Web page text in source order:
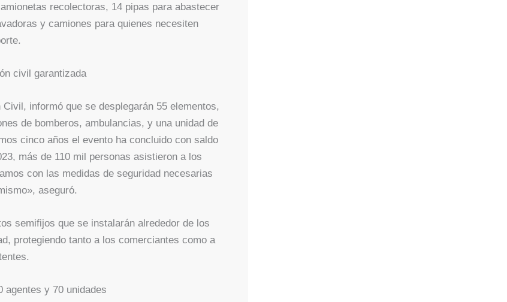
recolectoras, 14 pipas para abastecer
y camiones para quienes necesiten
civil garantizada
informó que se desplegarán 55 elementos,
de bomberos, ambulancias, y una unidad de
cinco años el evento ha concluido con saldo
más de 110 mil personas asistieron a los
con las medidas de seguridad necesarias
aseguró.
semifijos que se instalarán alrededor de los
protegiendo tanto a los comerciantes como a
agentes y 70 unidades